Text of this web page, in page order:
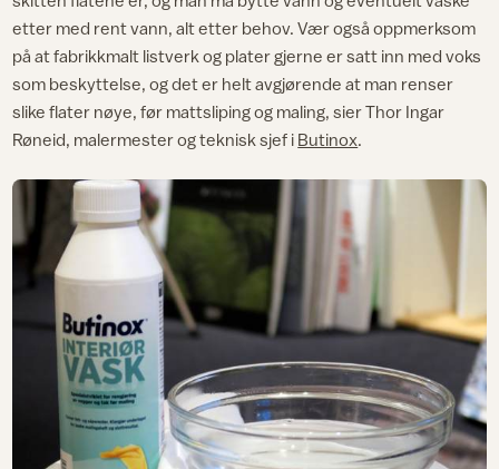
etter med rent vann, alt etter behov. Vær også oppmerksom
på at fabrikkmalt listverk og plater gjerne er satt inn med voks
som beskyttelse, og det er helt avgjørende at man renser
slike flater nøye, før mattsliping og maling, sier Thor Ingar
Røneid, malermester og teknisk sjef i Butinox.